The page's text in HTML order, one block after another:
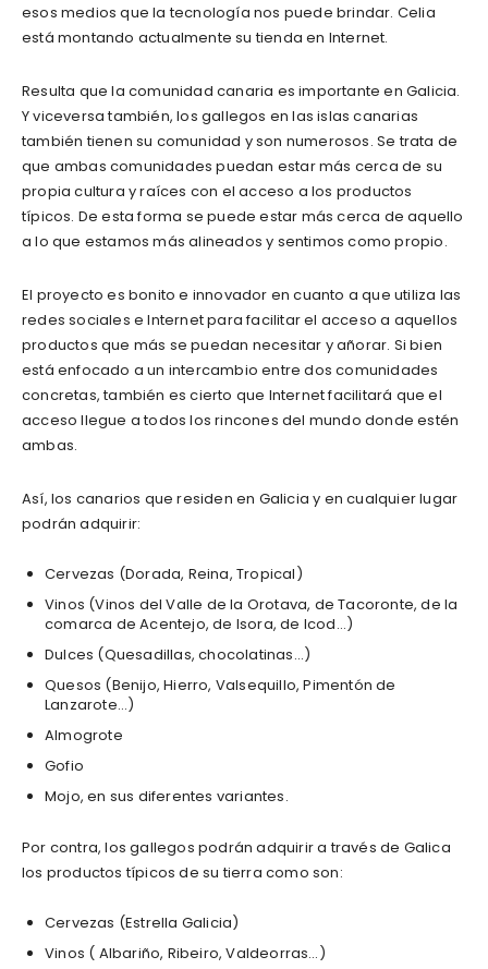
esos medios que la tecnología nos puede brindar. Celia
está montando actualmente su tienda en Internet.
Resulta que la comunidad canaria es importante en Galicia.
Y viceversa también, los gallegos en las islas canarias
también tienen su comunidad y son numerosos. Se trata de
que ambas comunidades puedan estar más cerca de su
propia cultura y raíces con el acceso a los productos
típicos. De esta forma se puede estar más cerca de aquello
a lo que estamos más alineados y sentimos como propio.
El proyecto es bonito e innovador en cuanto a que utiliza las
redes sociales e Internet para facilitar el acceso a aquellos
productos que más se puedan necesitar y añorar. Si bien
está enfocado a un intercambio entre dos comunidades
concretas, también es cierto que Internet facilitará que el
acceso llegue a todos los rincones del mundo donde estén
ambas.
Así, los canarios que residen en Galicia y en cualquier lugar
podrán adquirir:
Cervezas (Dorada, Reina, Tropical)
Vinos (Vinos del Valle de la Orotava, de Tacoronte, de la
comarca de Acentejo, de Isora, de Icod…)
Dulces (Quesadillas, chocolatinas…)
Quesos (Benijo, Hierro, Valsequillo, Pimentón de
Lanzarote…)
Almogrote
Gofio
Mojo, en sus diferentes variantes.
Por contra, los gallegos podrán adquirir a través de Galica
los productos típicos de su tierra como son:
Cervezas (Estrella Galicia)
Vinos ( Albariño, Ribeiro, Valdeorras…)